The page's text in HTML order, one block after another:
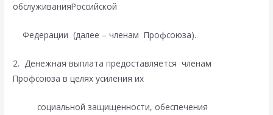
обслуживанияРоссийской
Федерации (далее – членам Профсоюза).
2. Денежная выплата предоставляется членам
Профсоюза в целях усиления их
социальной защищенности, обеспечения